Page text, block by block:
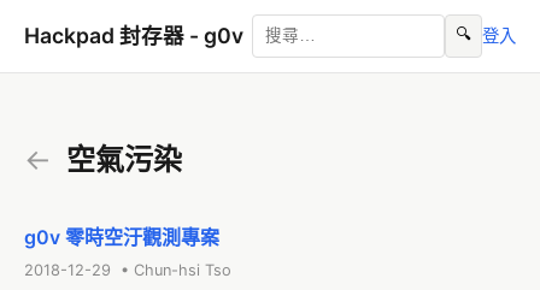
Hackpad 封存器 - g0v 🔍 登入
← 空氣污染
g0v 零時空汙觀測專案
2018-12-29 • Chun-hsi Tso